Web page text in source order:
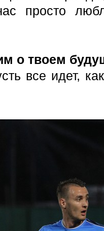
просто
о твоем
все идет,